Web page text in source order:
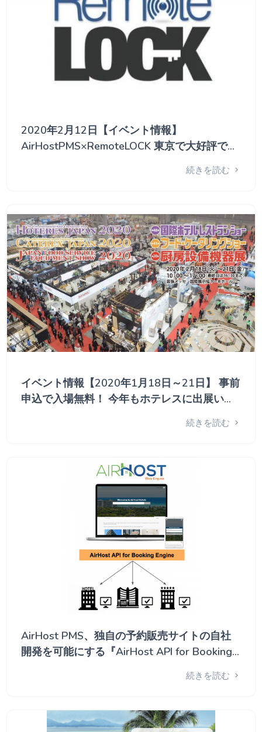
2020年2月12日【イベント情報】
AirHostPMS×RemoteLOCK 東京で大好評でし
た無人ホテルセミナー、 初めて大阪で開催し
続きを読む
イベント情報【2020年1月18日～21日】 事前
申込で入場無料！ 今年もホテレスに出展いた
続きを読む
AirHost PMS、独自の予約販売サイトの自社
開発を可能にする『AirHost API for Booking
続きを読む